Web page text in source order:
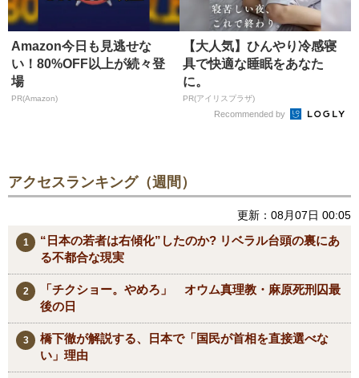
Amazon今日も見逃せな
い！80%OFF以上が続々登
場
PR(Amazon)
【大人気】ひんやり冷感寝
具で快適な睡眠をあなた
に。
PR(アイリスプラザ)
Recommended by
アクセスランキング（週間）
更新：08月07日 00:05
“日本の若者は右傾化”したのか? リベラル台頭の裏にあ
る不都合な現実
「チクショー。やめろ」 オウム真理教・麻原死刑囚最
後の日
橋下徹が解説する、日本で「国民が首相を直接選べな
い」理由